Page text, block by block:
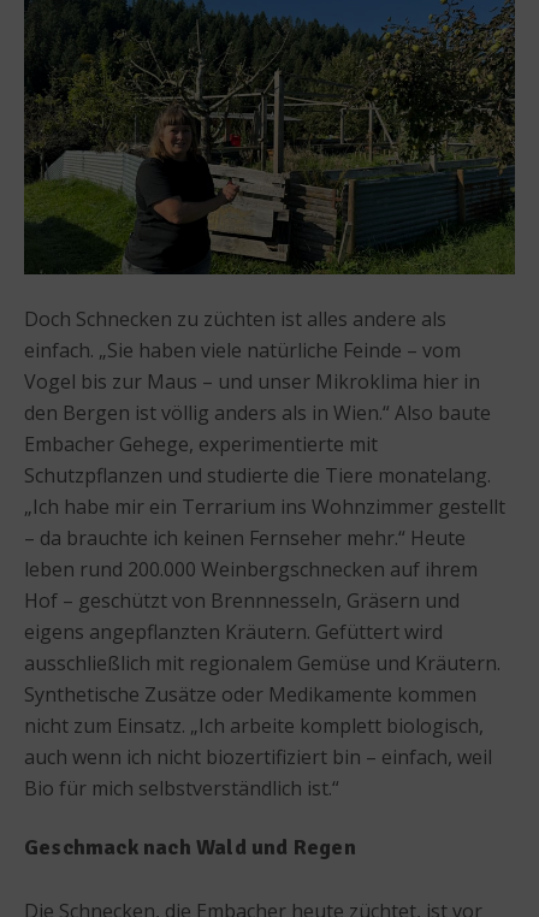
Doch Schnecken zu züchten ist alles andere als
einfach. „Sie haben viele natürliche Feinde – vom
Vogel bis zur Maus – und unser Mikroklima hier in
den Bergen ist völlig anders als in Wien.“ Also baute
Embacher Gehege, experimentierte mit
Schutzpflanzen und studierte die Tiere monatelang.
„Ich habe mir ein Terrarium ins Wohnzimmer gestellt
– da brauchte ich keinen Fernseher mehr.“ Heute
leben rund 200.000 Weinbergschnecken auf ihrem
Hof – geschützt von Brennnesseln, Gräsern und
eigens angepflanzten Kräutern. Gefüttert wird
ausschließlich mit regionalem Gemüse und Kräutern.
Synthetische Zusätze oder Medikamente kommen
nicht zum Einsatz. „Ich arbeite komplett biologisch,
auch wenn ich nicht biozertifiziert bin – einfach, weil
Bio für mich selbstverständlich ist.“
Geschmack nach Wald und Regen
Die Schnecken, die Embacher heute züchtet, ist vor